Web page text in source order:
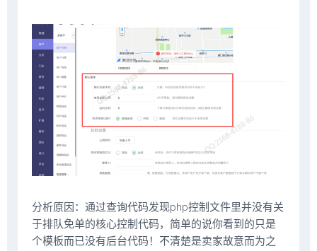
分析原因：通过查询代码发现php控制文件里并没有关
于排队免单的核心控制代码，简单的说你看到的只是
个模板而已没有后台代码！不清楚是卖家故意而为之